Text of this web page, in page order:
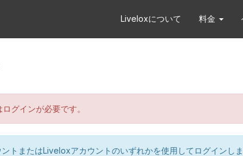
Liveloxについて 料金
グインが必要です。
トまたはLiveloxアカウントのいずれかを使用してログインし